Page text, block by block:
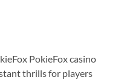
PokieFox casino
thrills for players